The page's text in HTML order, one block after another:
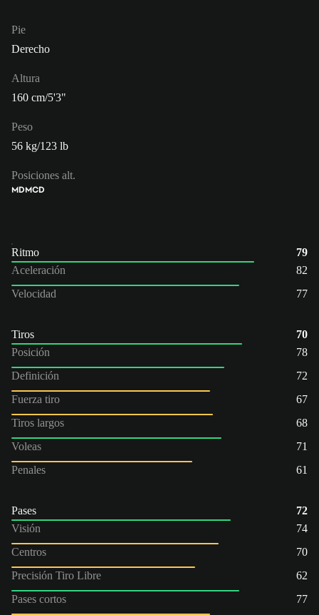
Pie
Derecho
Altura
160 cm/5'3"
Peso
56 kg/123 lb
Posiciones alt.
MDMCD
Ritmo
79
Aceleración
82
Velocidad
77
Tiros
70
Posición
78
Definición
72
Fuerza tiro
67
Tiros largos
68
Voleas
71
Penales
61
Pases
72
Visión
74
Centros
70
Precisión Tiro Libre
62
Pases cortos
77